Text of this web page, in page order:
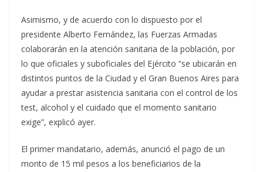
Asimismo, y de acuerdo con lo dispuesto por el
presidente Alberto Fernández, las Fuerzas Armadas
colaborarán en la atención sanitaria de la población, por
lo que oficiales y suboficiales del Ejército “se ubicarán en
distintos puntos de la Ciudad y el Gran Buenos Aires para
ayudar a prestar asistencia sanitaria con el control de los
test, alcohol y el cuidado que el momento sanitario
exige”, explicó ayer.
El primer mandatario, además, anunció el pago de un
monto de 15 mil pesos a los beneficiarios de la